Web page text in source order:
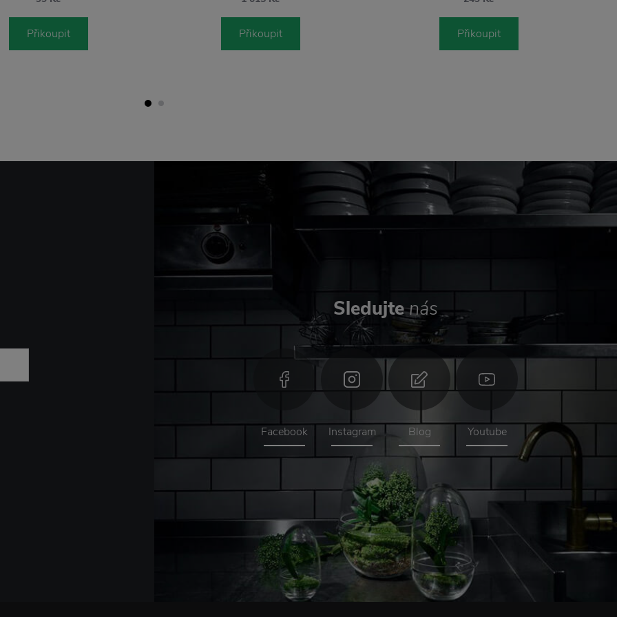
Přikoupit Přikoupit Přikoupit
Sledujtenás
Facebook Instagram Blog Youtube